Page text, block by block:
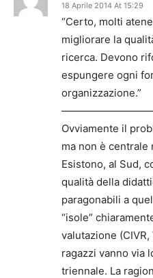
18 Aprile 2014 At 15:29
“Certo, molti
migliorare la
ricerca. Devono
espungere ogni
organizzazione.”
Ovviamente il
ma non è centrale
Esistono, al Sud,
qualità della
paragonabili a
“isole”
valutazione (CIVR,
ragazzi vanno via
triennale. La